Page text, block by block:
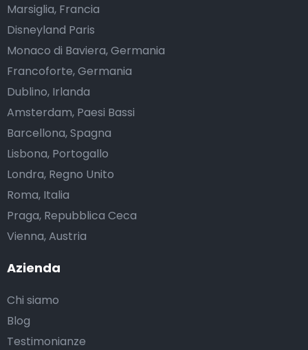
Azienda
Chi siamo
Blog
Testimonianze
Marsiglia, Francia
Disneyland Paris
Monaco di Baviera, Germania
Francoforte, Germania
Dublino, Irlanda
Amsterdam, Paesi Bassi
Barcellona, Spagna
Lisbona, Portogallo
Londra, Regno Unito
Roma, Italia
Praga, Repubblica Ceca
Vienna, Austria